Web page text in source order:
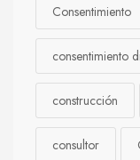
Consentimiento
consentimiento
construcción
consultor